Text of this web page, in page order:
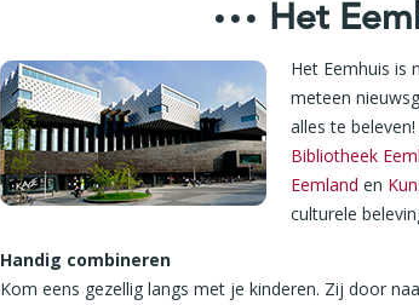
Het
Het Eemhuis is
meteen
alles te
Bibliotheek
Eemland en
culturele
Handig combineren
Kom eens gezellig langs met je kinderen. Zij door